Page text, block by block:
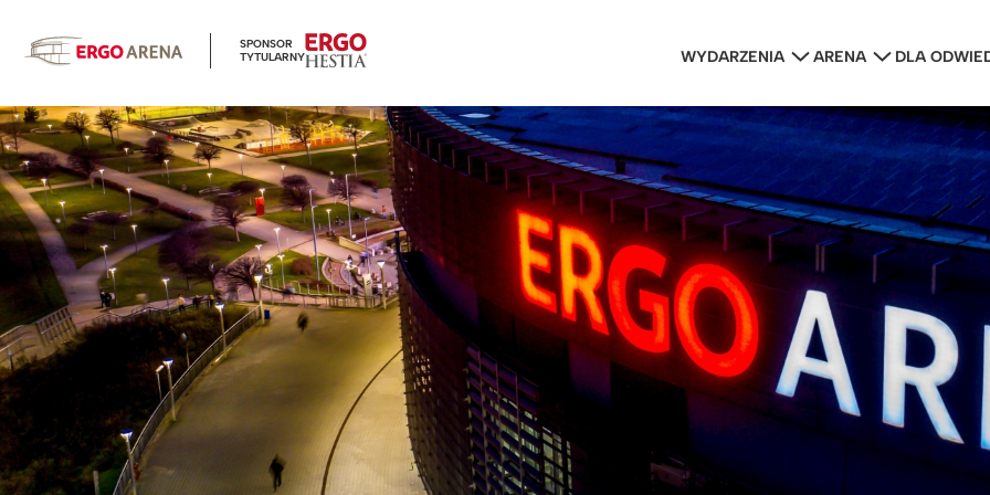
SPONSOR
TYTULARNY
WYDARZENIA ARENA DLA